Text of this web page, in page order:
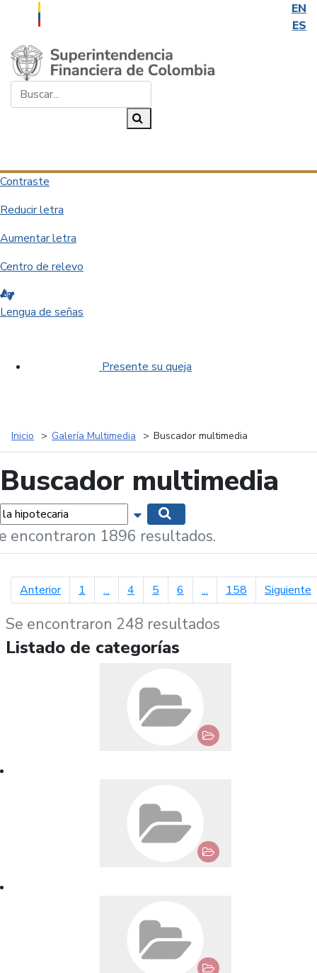
EN
ES
Saltar al contenido principal
Contraste
Reducir letra
Aumentar letra
Centro de relevo
Lengua de señas
Presente su queja
Inicio Galería Multimedia Buscador multimedia
Buscador multimedia
Mostrar opciones de búsqueda
encontraron 1896 resultados.
Anteriorpágina anterior
1 ... 4 5 6 ... 158 Siguiente
Se encontraron 248 resultados
Listado de categorías